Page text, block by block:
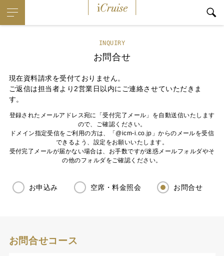
INQUIRY
お問合せ
現在資料請求を受付ておりません。
ご返信は担当者より2営業日以内にご連絡させていただきま
す。
登録されたメールアドレス宛に「受付完了メール」を自動送信いたします
ので、ご確認ください。
ドメイン指定受信をご利用の方は、「@icm-i.co.jp」からのメールを受信
できるよう、設定をお願いいたします。
受付完了メールが届かない場合は、お手数ですが迷惑メールフォルダやそ
の他のフォルダをご確認ください。
お申込み 空席・料金照会 お問合せ
お問合せコース